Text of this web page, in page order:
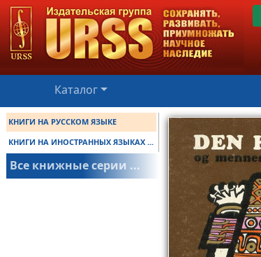
Каталог
КНИГИ НА РУССКОМ ЯЗЫКЕ
КНИГИ НА ИНОСТРАННЫХ ЯЗЫКАХ ...
Все книжные серии ...